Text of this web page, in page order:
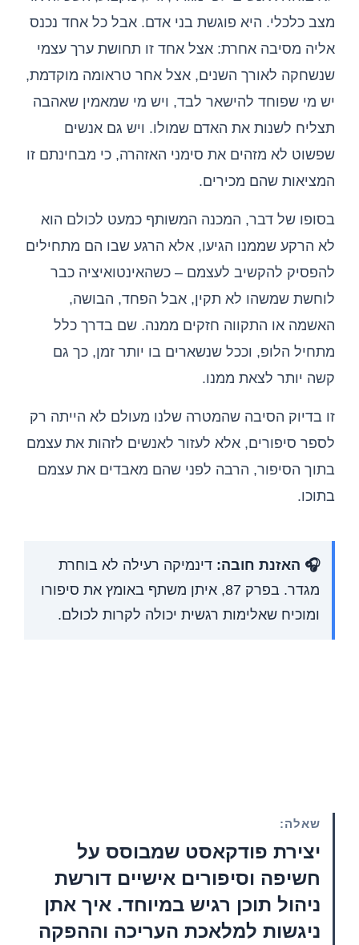
מצב כלכלי. היא פוגשת בני אדם. אבל כל אחד נכנס
אליה מסיבה אחרת: אצל אחד זו תחושת ערך עצמי
שנשחקה לאורך השנים, אצל אחר טראומה מוקדמת,
יש מי שפוחד להישאר לבד, ויש מי שמאמין שאהבה
תצליח לשנות את האדם שמולו. ויש גם אנשים
שפשוט לא מזהים את סימני האזהרה, כי מבחינתם זו
המציאות שהם מכירים.
בסופו של דבר, המכנה המשותף כמעט לכולם הוא
לא הרקע שממנו הגיעו, אלא הרגע שבו הם מתחילים
להפסיק להקשיב לעצמם – כשהאינטואיציה כבר
לוחשת שמשהו לא תקין, אבל הפחד, הבושה,
האשמה או התקווה חזקים ממנה. שם בדרך כלל
מתחיל הלופ, וככל שנשארים בו יותר זמן, כך גם
קשה יותר לצאת ממנו.
זו בדיוק הסיבה שהמטרה שלנו מעולם לא הייתה רק
לספר סיפורים, אלא לעזור לאנשים לזהות את עצמם
בתוך הסיפור, הרבה לפני שהם מאבדים את עצמם
בתוכו.
🎧 האזנת חובה: דינמיקה רעילה לא בוחרת
מגדר. בפרק 87, איתן משתף באומץ את סיפורו
ומוכיח שאלימות רגשית יכולה לקרות לכולם.
שאלה:
יצירת פודקאסט שמבוסס על
חשיפה וסיפורים אישיים דורשת
ניהול תוכן רגיש במיוחד. איך אתן
ניגשות למלאכת העריכה וההפקה